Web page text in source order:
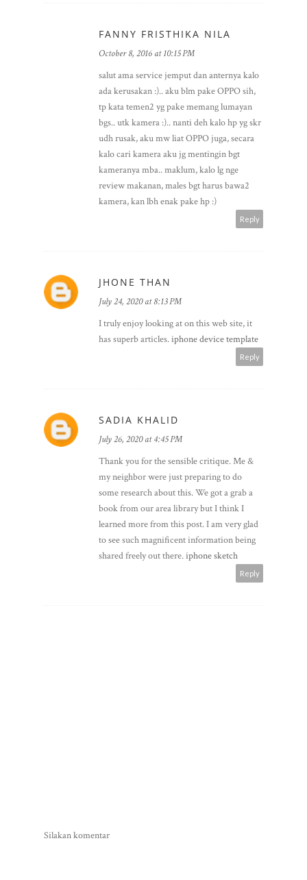
FANNY FRISTHIKA NILA
October 8, 2016 at 10:15 PM
salut ama service jemput dan anternya kalo
ada kerusakan :).. aku blm pake OPPO sih,
tp kata temen2 yg pake memang lumayan
bgs.. utk kamera :).. nanti deh kalo hp yg skr
udh rusak, aku mw liat OPPO juga, secara
kalo cari kamera aku jg mentingin bgt
kameranya mba.. maklum, kalo lg nge
review makanan, males bgt harus bawa2
kamera, kan lbh enak pake hp :)
Reply
JHONE THAN
July 24, 2020 at 8:13 PM
I truly enjoy looking at on this web site, it
has superb articles.iphone device template
Reply
SADIA KHALID
July 26, 2020 at 4:45 PM
Thank you for the sensible critique. Me &
my neighbor were just preparing to do
some research about this. We got a grab a
book from our area library but I think I
learned more from this post. I am very glad
to see such magnificent information being
shared freely out there.iphone sketch
Reply
Silakan komentar